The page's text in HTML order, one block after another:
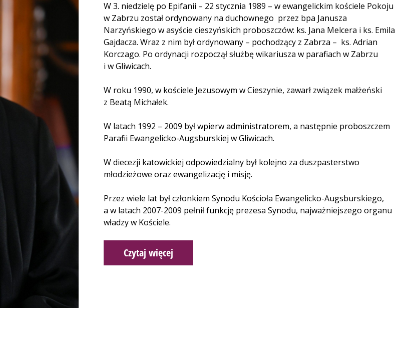
W 3. niedzielę po Epifanii – 22 stycznia 1989 – w ewangelickim kościele Pokoju
w Zabrzu został ordynowany na duchownego przez bpa Janusza
Narzyńskiego w asyście cieszyńskich proboszczów: ks. Jana Melcera i ks. Emila
Gajdacza. Wraz z nim był ordynowany – pochodzący z Zabrza – ks. Adrian
Korczago. Po ordynacji rozpoczął służbę wikariusza w parafiach w Zabrzu
i w Gliwicach.
W roku 1990, w kościele Jezusowym w Cieszynie, zawarł związek małżeński
z Beatą Michałek.
W latach 1992 – 2009 był wpierw administratorem, a następnie proboszczem
Parafii Ewangelicko-Augsburskiej w Gliwicach.
W diecezji katowickiej odpowiedzialny był kolejno za duszpasterstwo
młodzieżowe oraz ewangelizację i misję.
Przez wiele lat był członkiem Synodu Kościoła Ewangelicko-Augsburskiego,
a w latach 2007-2009 pełnił funkcję prezesa Synodu, najważniejszego organu
władzy w Kościele.
Czytaj więcej